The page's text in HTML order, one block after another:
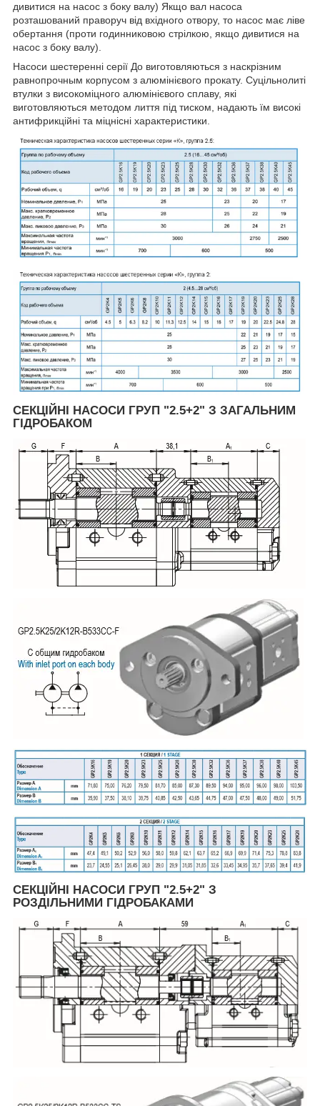
дивитися на насос з боку валу) Якщо вал насоса
розташований праворуч від вхідного отвору, то насос має ліве
обертання (проти годинниковою стрілкою, якщо дивитися на
насос з боку валу).
Насоси шестеренні серії До виготовляються з наскрізним
равнопрочным корпусом з алюмінієвого прокату. Суцільнолиті
втулки з високоміцного алюмінієвого сплаву, які
виготовляються методом лиття під тиском, надають їм високі
антифрикційні та міцнісні характеристики.
СЕКЦІЙНІ НАСОСИ ГРУП "2.5+2" З ЗАГАЛЬНИМ
ГІДРОБАКОМ
СЕКЦІЙНІ НАСОСИ ГРУП "2.5+2" З
РОЗДІЛЬНИМИ ГІДРОБАКАМИ